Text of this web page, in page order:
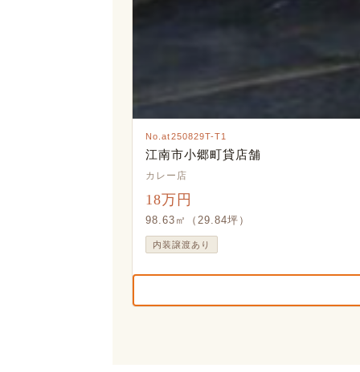
No.at250829T-T1
江南市小郷町貸店舗
カレー店
18万円
98.63㎡（29.84坪）
内装譲渡あり